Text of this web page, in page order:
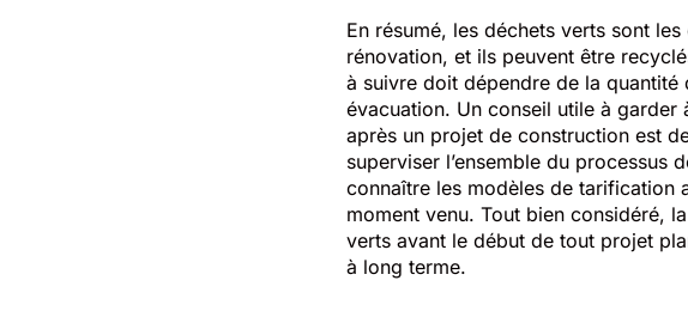
En résumé, les déchets verts sont
rénovation, et ils peuvent être
à suivre doit dépendre de la
évacuation. Un conseil utile à garder
après un projet de construction est
superviser l’ensemble du processus
connaître les modèles de tarification
moment venu. Tout bien considéré,
verts avant le début de tout projet
à long terme.